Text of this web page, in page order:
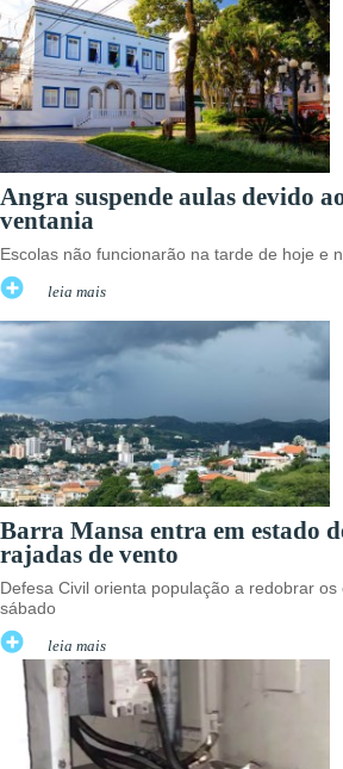
Angra suspende aulas devido
ventania
Escolas não funcionarão na tarde de hoje e
leia mais
Barra Mansa entra em estado
rajadas de vento
Defesa Civil orienta população a redobrar
sábado
leia mais